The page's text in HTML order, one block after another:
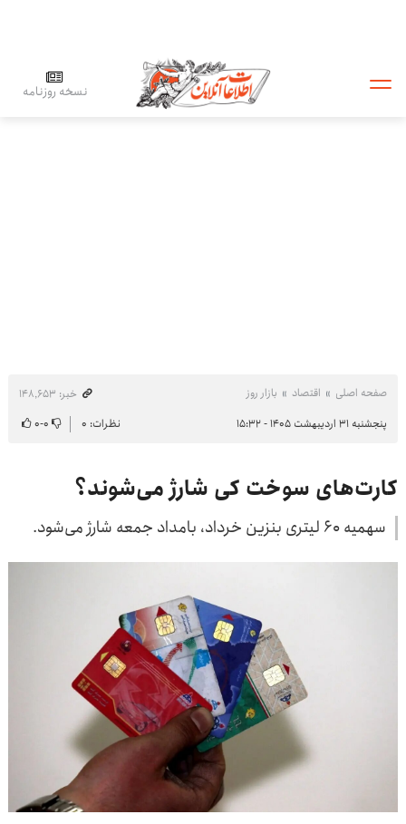
نسخه روزنامه
صفحه اصلی اقتصاد بازار روز
خبر: ۱۴۸٬۶۵۳
پنجشنبه ۳۱ اردیبهشت ۱۴۰۵ - ۱۵:۳۲
نظرات: ۰ ۰-۰
کارت‌های سوخت کی شارژ می‌شوند؟
سهمیه ۶۰ لیتری بنزین خرداد، بامداد جمعه شارژ می‌شود.